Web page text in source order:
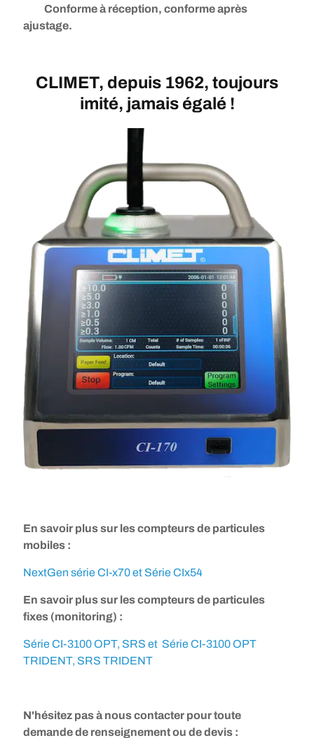
Conforme à réception, conforme après
ajustage.
CLIMET, depuis 1962, toujours
imité, jamais égalé !
En savoir plus sur les compteurs de particules
mobiles :
NextGen série CI-x70 et Série CIx54
En savoir plus sur les compteurs de particules
fixes (monitoring) :
Série CI-3100 OPT, SRS et Série CI-3100 OPT
TRIDENT, SRS TRIDENT
N'hésitez pas à nous contacter pour toute
demande de renseignement ou de devis :